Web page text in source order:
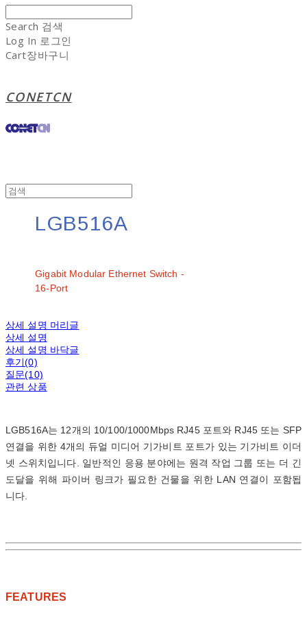
Search 검색
Log In 로그인
Cart장바구니
CONETCN
LGB516A
Gigabit Modular Ethernet Switch -
16-Port
상세 설명 머리글
상세 설명
상세 설명 바닥글
후기(0)
질문(10)
관련 상품
LGB516A는 12개의 10/100/1000Mbps RJ45 포트와 RJ45 또는 SFP
연결을 위한 4개의 듀얼 미디어 기가비트 포트가 있는 기가비트 이더
넷 스위치입니다. 일반적인 응용 분야에는 원격 작업 그룹 또는 더 긴
도달을 위해 파이버 링크가 필요한 건물을 위한 LAN 연결이 포함됩
니다.
FEATURES